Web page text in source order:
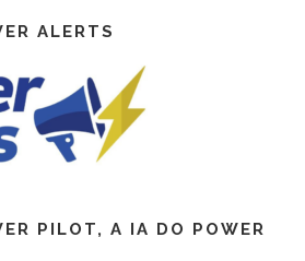
ALERTS
PILOT, A IA DO POWER